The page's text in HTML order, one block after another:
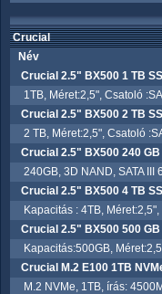
Crucial
Név
Crucial 2.5" BX500 1 TB
1TB, Méret:2,5", Csatoló
Crucial 2.5" BX500 2 TB
2 TB, Méret:2,5", Csatoló
Crucial 2.5" BX500 240 GB
240GB, 3D NAND, SATA III
Crucial 2.5" BX500 4 TB
Kapacitás : 4TB, Méret:2,5",
Crucial 2.5" BX500 500 GB
Kapacitás:500GB,
Crucial M.2 E100 1TB
M.2 NVMe, 1TB, írás: